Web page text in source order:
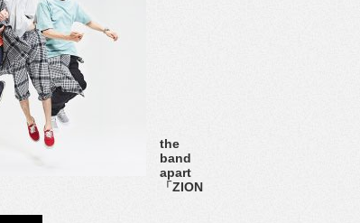
the
band
apart
「ZION